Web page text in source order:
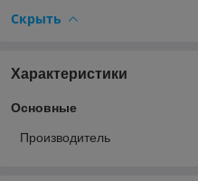
Скрыть
Характеристики
Основные
Производитель